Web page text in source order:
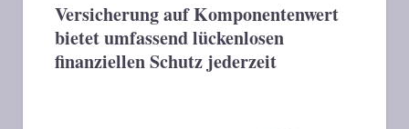
Versicherung auf Komponentenwert
bietet umfassend lückenlosen
finanziellen Schutz jederzeit